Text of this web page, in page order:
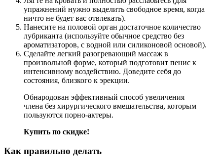
упражнений нужно выделить свободное время, когда
ничто не будет вас отвлекать).
Нанесите на половой орган достаточное количество
лубриканта (используйте обычное средство без
ароматизаторов, с водной или силиконовой основой).
Сделайте легкий разогревающий массаж в
произвольной форме, который подготовит пенис к
интенсивному воздействию. Доведите себя до
состояния, близкого к эрекции.
Обнародован эффективный способ увеличения
члена без хирургического вмешательства, которым
пользуются порно-актеры.
Купить по скидке!
Как правильно делать